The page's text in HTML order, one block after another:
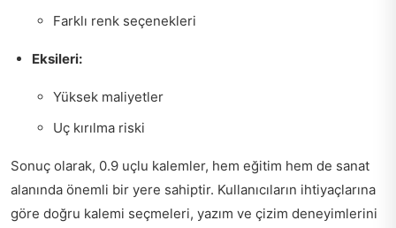
Farklı renk seçenekleri
Eksileri:
Yüksek maliyetler
Uç kırılma riski
Sonuç olarak, 0.9 uçlu kalemler, hem eğitim hem de sanat
alanında önemli bir yere sahiptir. Kullanıcıların ihtiyaçlarına
göre doğru kalemi seçmeleri, yazım ve çizim deneyimlerini